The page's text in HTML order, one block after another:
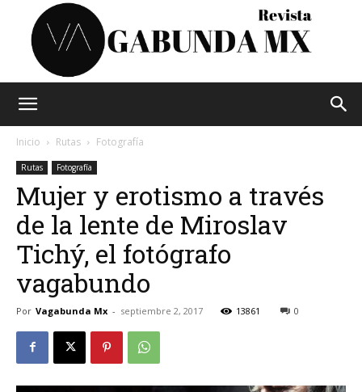
Mx
Inicio Rutas Fotografía
Rutas Fotografía
Mujer y erotismo a través
de la lente de Miroslav
Tichý, el fotógrafo
vagabundo
Por Vagabunda Mx - septiembre 2, 2017 13861 0